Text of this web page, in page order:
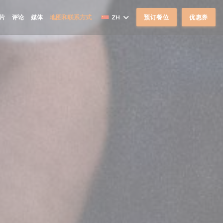
评论 媒体 地图和联系方式 ZH 预订餐位 优惠券